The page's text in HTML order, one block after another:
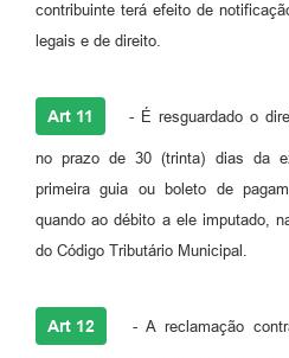
contribuinte terá efeito de
legais e de direito.
Art 11 - É resguardado o
no prazo de 30 (trinta) dias da
primeira guia ou boleto de
quando ao débito a ele imputado,
do Código Tributário Municipal.
Art 12 - A reclamação